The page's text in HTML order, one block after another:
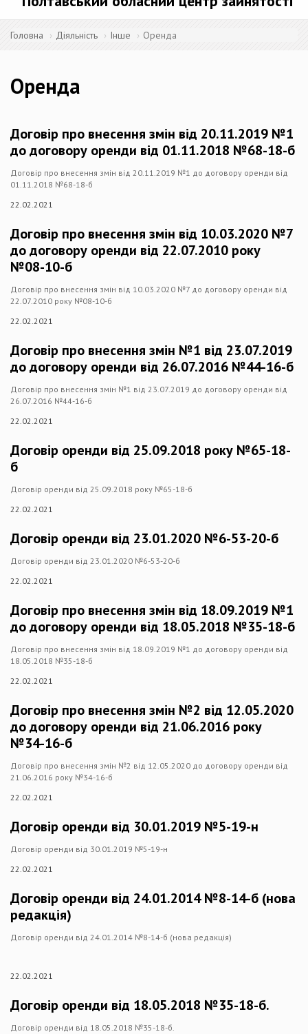
Головна Діяльність Інше Оренда
Оренда
Договір про внесення змін від 20.11.2019 №1
до договору оренди від 01.11.2018 №68-18-б
Договір про внесення змін від 20.11.2019 №1 до договору оренди від
01.11.2018 №68-18-б
22.02.2021
Договір про внесення змін від 10.03.2020 №7
до договору оренди від 22.07.2010 року
№08-10-б
Договір про внесення змін від 10.03.2020 №7 до договору оренди від
22.07.2010 року №08-10-б
22.02.2021
Договір про внесення змін №1 від 23.07.2019
до договору оренди від 26.07.2016 №44-16-б
Договір про внесення змін №1 від 23.07.2019 до договору оренди від
26.07.2016 №44-16-б
22.02.2021
Договір оренди від 25.09.2018 року №65-18-
б
Договір оренди від 25.09.2018 року №65-18-б
22.02.2021
Договір оренди від 23.01.2020 №6-53-20-б
Договір оренди від 23.01.2020 №6-53-20-б
22.02.2021
Договір про внесення змін від 18.09.2019 №1
до договору оренди від 18.05.2018 №35-18-б
Договір про внесення змін від 18.09.2019 №1 до договору оренди від
18.05.2018 №35-18-б
22.02.2021
Договір про внесення змін №2 від 12.05.2020
до договору оренди від 21.06.2016 року
№34-16-б
Договір про внесення змін №2 від 12.05.2020 до договору оренди від
21.06.2016 року №34-16-б
22.02.2021
Договір оренди від 30.01.2019 №5-19-н
Договір оренди від 30.01.2019 №5-19-н
22.02.2021
Договір оренди від 24.01.2014 №8-14-б (нова
редакція)
Договір оренди від 24.01.2014 №8-14-б (нова редакція)
22.02.2021
Договір оренди від 18.05.2018 №35-18-б.
Договір оренди від 18.05.2018 №35-18-б.